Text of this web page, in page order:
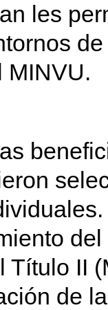
les
MINVU.
Título II
de